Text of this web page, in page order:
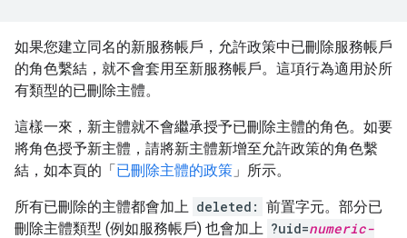
如果您建立同名的新服務帳戶，允許政策中已刪除服務帳戶
的角色繫結，就不會套用至新服務帳戶。這項行為適用於所
有類型的已刪除主體。
這樣一來，新主體就不會繼承授予已刪除主體的角色。如要
將角色授予新主體，請將新主體新增至允許政策的角色繫
結，如本頁的「已刪除主體的政策 」所示。
所有已刪除的主體都會加上 deleted: 前置字元。部分已
刪除主體類型 (例如服務帳戶) 也會加上 ?uid=numeric-